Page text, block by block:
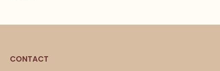
CONTACT